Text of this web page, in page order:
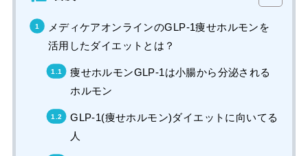
メディケアオンラインのGLP-1痩せホルモンを
活用したダイエットとは？
痩せホルモンGLP-1は小腸から分泌される
ホルモン
GLP-1(痩せホルモン)ダイエットに向いてる
人